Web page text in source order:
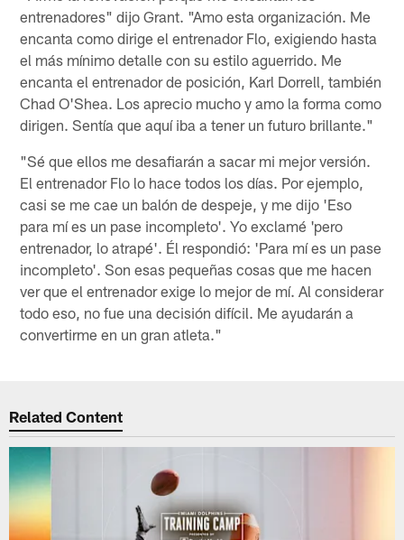
entrenadores" dijo Grant. "Amo esta organización. Me
encanta como dirige el entrenador Flo, exigiendo hasta
el más mínimo detalle con su estilo aguerrido. Me
encanta el entrenador de posición, Karl Dorrell, también
Chad O'Shea. Los aprecio mucho y amo la forma como
dirigen. Sentía que aquí iba a tener un futuro brillante."
"Sé que ellos me desafiarán a sacar mi mejor versión.
El entrenador Flo lo hace todos los días. Por ejemplo,
casi se me cae un balón de despeje, y me dijo 'Eso
para mí es un pase incompleto'. Yo exclamé 'pero
entrenador, lo atrapé'. Él respondió: 'Para mí es un pase
incompleto'. Son esas pequeñas cosas que me hacen
ver que el entrenador exige lo mejor de mí. Al considerar
todo eso, no fue una decisión difícil. Me ayudarán a
convertirme en un gran atleta."
Related Content